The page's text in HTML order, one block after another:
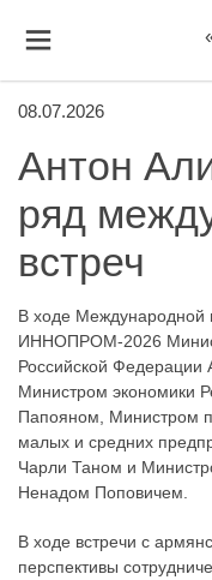
08.07.2026
Антон
ряд
встреч
В ходе Международной
ИННОПРОМ-2026
Российской Федерации
Министром экономики
Папояном, Министром
малых и средних
Чарли Таном и
Ненадом Поповичем.
В ходе встречи с
перспективы